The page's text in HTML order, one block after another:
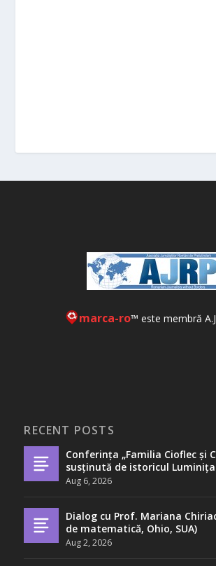
marca-ro™ este membră
RECENT POSTS
Conferința „Familia Cioflec și
susținută de istoricul Luminița
Aug 6, 2026
Dialog cu Prof. Mariana
de matematică, Ohio, SUA)
Aug 2, 2026